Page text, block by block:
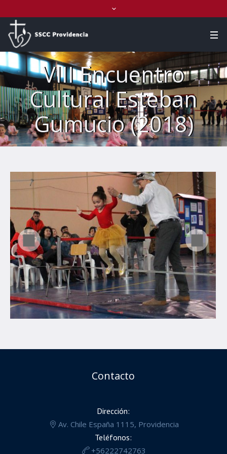
VIII Encuentro
Cultural Esteban
Gumucio (2018)
Contacto
Dirección:
Av. Chile España 1115, Providencia
Teléfonos:
+56222742763